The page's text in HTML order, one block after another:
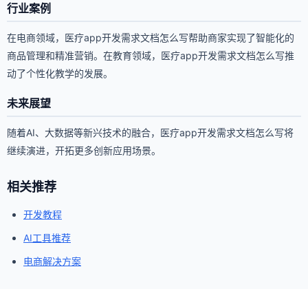
行业案例
在电商领域，医疗app开发需求文档怎么写帮助商家实现了智能化的
商品管理和精准营销。在教育领域，医疗app开发需求文档怎么写推
动了个性化教学的发展。
未来展望
随着AI、大数据等新兴技术的融合，医疗app开发需求文档怎么写将
继续演进，开拓更多创新应用场景。
相关推荐
开发教程
AI工具推荐
电商解决方案